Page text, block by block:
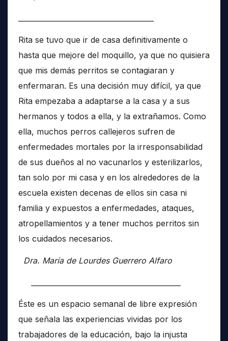
Rita se tuvo que ir de casa definitivamente o
hasta que mejore del moquillo, ya que no quisiera
que mis demás perritos se contagiaran y
enfermaran. Es una decisión muy difícil, ya que
Rita empezaba a adaptarse a la casa y a sus
hermanos y todos a ella, y la extrañamos. Como
ella, muchos perros callejeros sufren de
enfermedades mortales por la irresponsabilidad
de sus dueños al no vacunarlos y esterilizarlos,
tan solo por mi casa y en los alrededores de la
escuela existen decenas de ellos sin casa ni
familia y expuestos a enfermedades, ataques,
atropellamientos y a tener muchos perritos sin
los cuidados necesarios.
Dra. María de Lourdes Guerrero Alfaro
Éste es un espacio semanal de libre expresión
que señala las experiencias vividas por los
trabajadores de la educación, bajo la injusta